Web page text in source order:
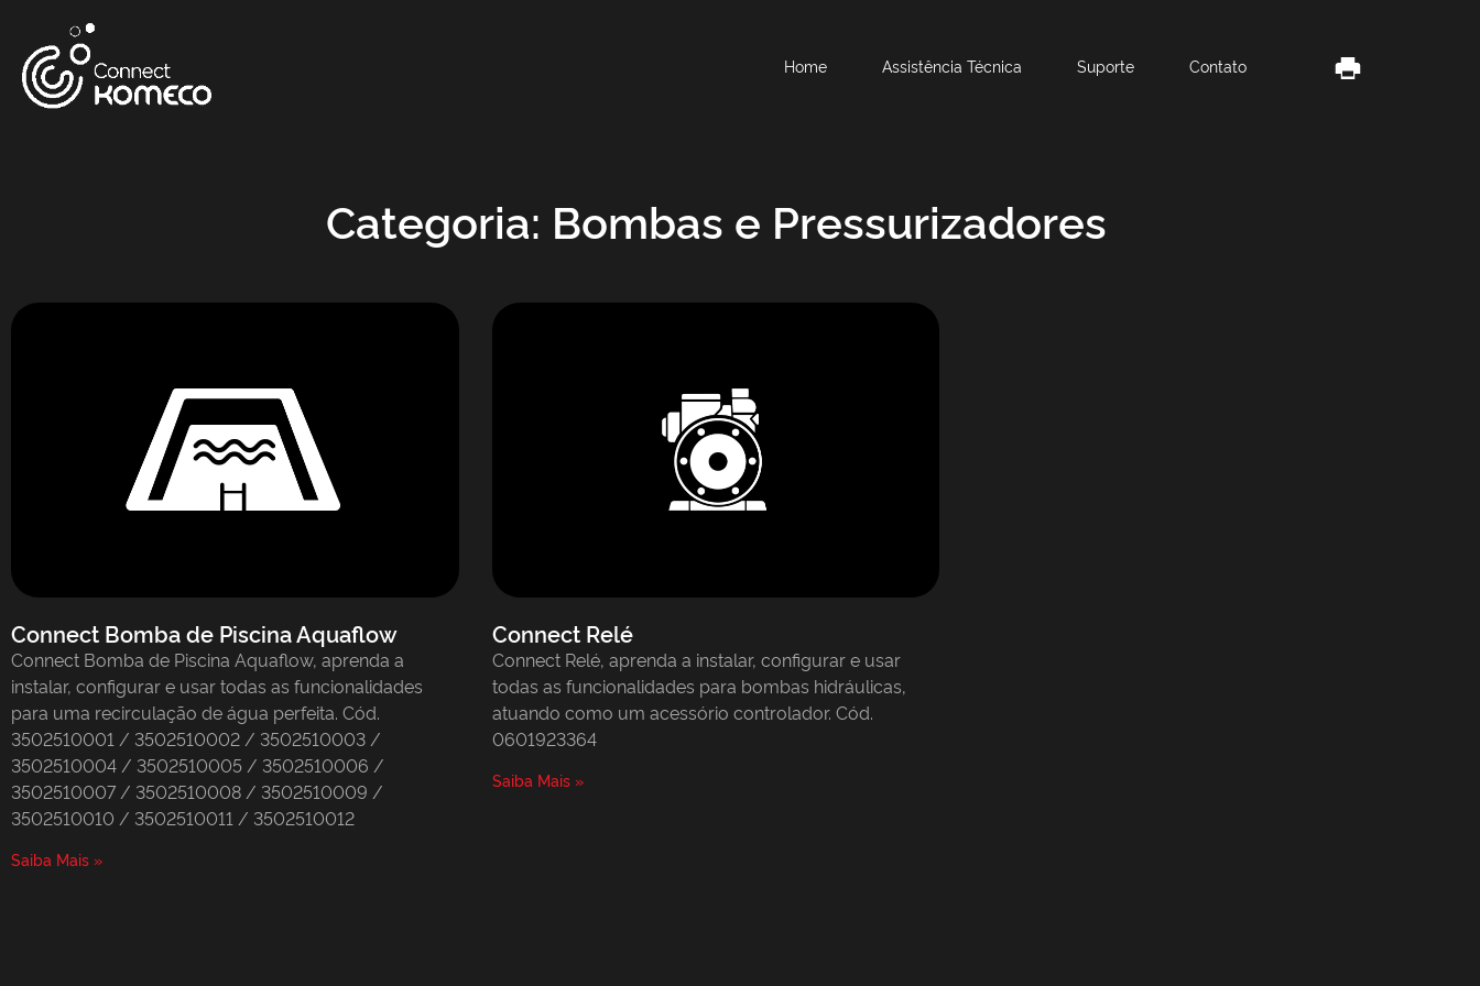
Home Assistência Técnica Suporte Contato
Categoria: Bombas e Pressurizadores
Connect Bomba de Piscina Aquaflow
Connect Bomba de Piscina Aquaflow, aprenda a
instalar, configurar e usar todas as funcionalidades
para uma recirculação de água perfeita. Cód.
3502510001 / 3502510002 / 3502510003 /
3502510004 / 3502510005 / 3502510006 /
3502510007 / 3502510008 / 3502510009 /
3502510010 / 3502510011 / 3502510012
Saiba Mais »
Connect Relé
Connect Relé, aprenda a instalar, configurar e usar
todas as funcionalidades para bombas hidráulicas,
atuando como um acessório controlador. Cód.
0601923364
Saiba Mais »